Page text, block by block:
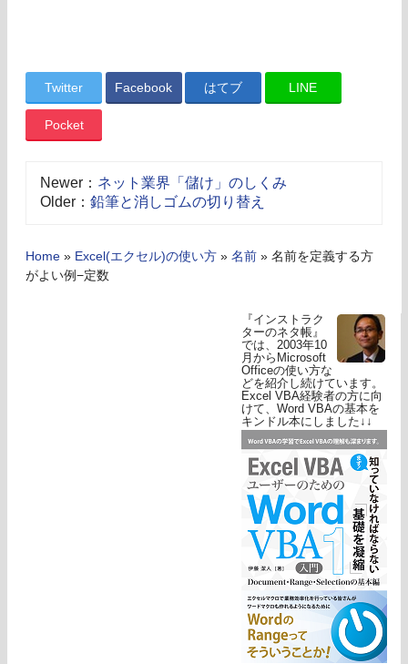
Twitter Facebook はてブ LINE
Pocket
Newer： ネット業界「儲け」のしくみ
Older： 鉛筆と消しゴムの切り替え
Home » Excel(エクセル)の使い方 » 名前 » 名前を定義する方
がよい例−定数
『インストラク
ターのネタ帳』
では、2003年10
月からMicrosoft
Officeの使い方な
どを紹介し続けています。
Excel VBA経験者の方に向
けて、Word VBAの基本を
キンドル本にしました↓↓